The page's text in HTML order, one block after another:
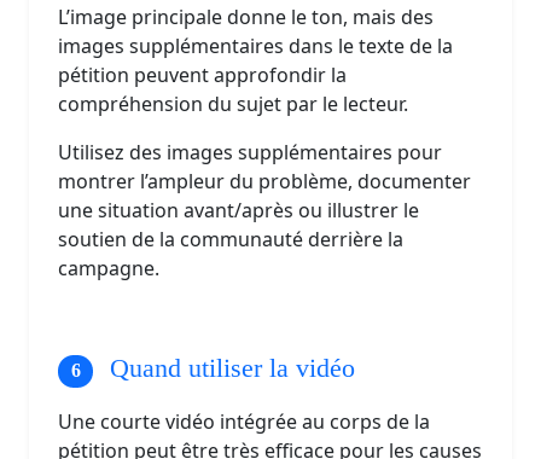
L’image principale donne le ton, mais des
images supplémentaires dans le texte de la
pétition peuvent approfondir la
compréhension du sujet par le lecteur.
Utilisez des images supplémentaires pour
montrer l’ampleur du problème, documenter
une situation avant/après ou illustrer le
soutien de la communauté derrière la
campagne.
Quand utiliser la vidéo
Une courte vidéo intégrée au corps de la
pétition peut être très efficace pour les causes